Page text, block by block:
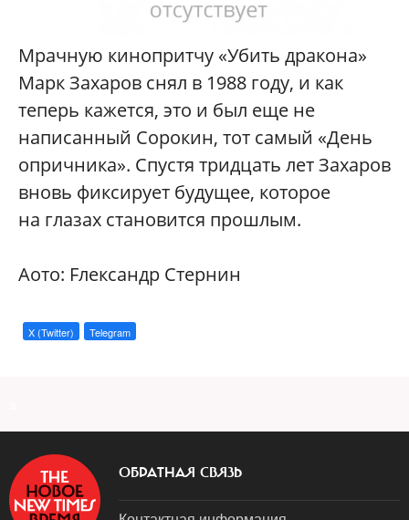
Мрачную кинопритчу «Убить дракона»
Марк Захаров снял в 1988 году, и как
теперь кажется, это и был еще не
написанный Сорокин, тот самый «День
опричника». Спустя тридцать лет Захаров
вновь фиксирует будущее, которое
на глазах становится прошлым.
Aото: Fлександр Cтернин
X (Twitter) Telegram
ОБРАТНАЯ СВЯЗЬ